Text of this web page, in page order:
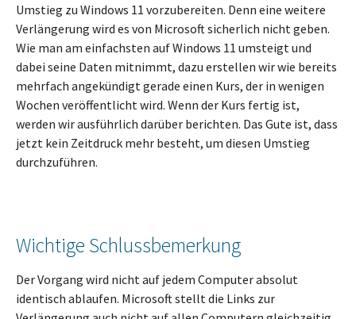
Umstieg zu Windows 11 vorzubereiten. Denn eine weitere
Verlängerung wird es von Microsoft sicherlich nicht geben.
Wie man am einfachsten auf Windows 11 umsteigt und
dabei seine Daten mitnimmt, dazu erstellen wir wie bereits
mehrfach angekündigt gerade einen Kurs, der in wenigen
Wochen veröffentlicht wird. Wenn der Kurs fertig ist,
werden wir ausführlich darüber berichten. Das Gute ist, dass
jetzt kein Zeitdruck mehr besteht, um diesen Umstieg
durchzuführen.
Wichtige Schlussbemerkung
Der Vorgang wird nicht auf jedem Computer absolut
identisch ablaufen. Microsoft stellt die Links zur